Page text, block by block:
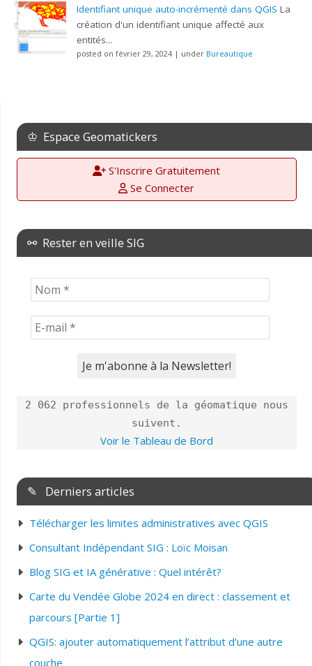
Identifiant unique auto-incrémenté dans QGIS La
création d'un identifiant unique affecté aux
entités...
posted on février 29, 2024 | under Bureautique
♔ Espace Geomatickers
S'Inscrire Gratuitement
Se Connecter
⚯ Rester en veille SIG
2 062 professionnels de la géomatique nous
suivent.
Voir le Tableau de Bord
✎ Derniers articles
Télécharger les limites administratives avec QGIS
Consultant Indépendant SIG : Loïc Moisan
Blog SIG et IA générative : Quel intérêt?
Carte du Vendée Globe 2024 en direct : classement et
parcours [Partie 1]
QGIS: ajouter automatiquement l’attribut d’une autre
couche